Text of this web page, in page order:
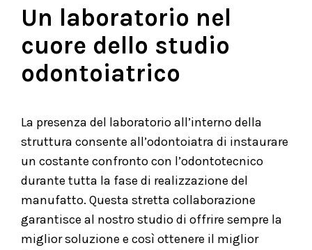
Un laboratorio nel
cuore dello studio
odontoiatrico
La presenza del laboratorio all’interno della
struttura consente all’odontoiatra di instaurare
un costante confronto con l’odontotecnico
durante tutta la fase di realizzazione del
manufatto. Questa stretta collaborazione
garantisce al nostro studio di offrire sempre la
miglior soluzione e così ottenere il miglior